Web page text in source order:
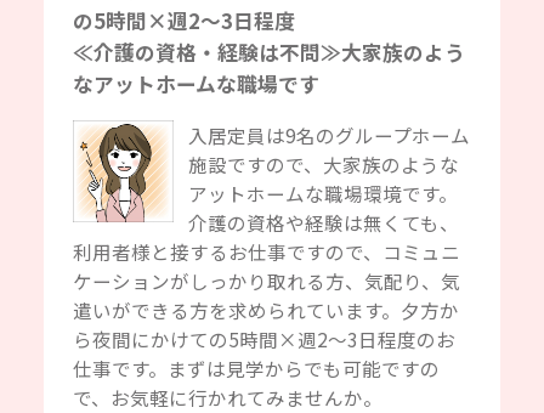
の5時間×週2～3日程度
≪介護の資格・経験は不問≫大家族のよう
なアットホームな職場です
入居定員は9名のグループホーム
施設ですので、大家族のような
アットホームな職場環境です。
介護の資格や経験は無くても、
利用者様と接するお仕事ですので、コミュニ
ケーションがしっかり取れる方、気配り、気
遣いができる方を求められています。夕方か
ら夜間にかけての5時間×週2～3日程度のお
仕事です。まずは見学からでも可能ですの
で、お気軽に行かれてみませんか。